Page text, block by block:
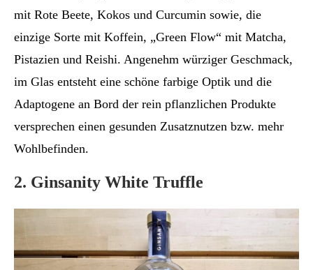
mit Rote Beete, Kokos und Curcumin sowie, die
einzige Sorte mit Koffein, „Green Flow“ mit Matcha,
Pistazien und Reishi. Angenehm würziger Geschmack,
im Glas entsteht eine schöne farbige Optik und die
Adaptogene an Bord der rein pflanzlichen Produkte
versprechen einen gesunden Zusatznutzen bzw. mehr
Wohlbefinden.
2. Ginsanity White Truffle